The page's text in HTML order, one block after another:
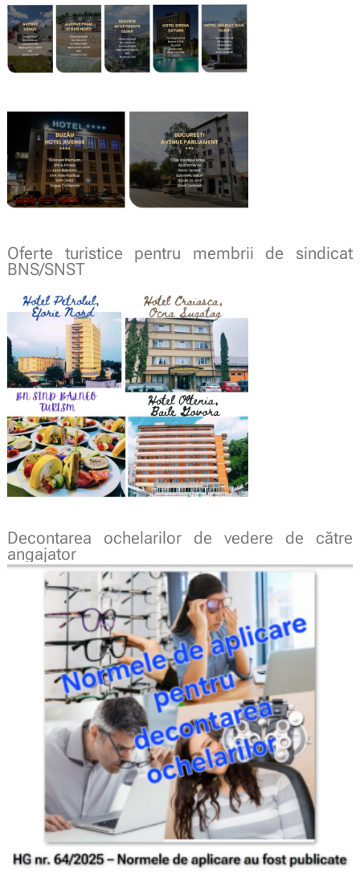
Oferte turistice pentru membrii de sindicat
BNS/SNST
Decontarea ochelarilor de vedere de către
angajator